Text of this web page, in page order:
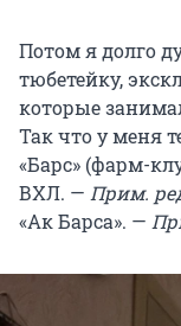
Потом я долго
тюбетейку,
которые
Так что у меня
«Барс» (фарм-
ВХЛ. — Прим.
«Ак Барса». —